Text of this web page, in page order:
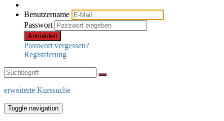
Benutzername
Passwort
Anmelden
Passwort vergessen?
Registrierung
erweiterte Kurssuche
Toggle navigation